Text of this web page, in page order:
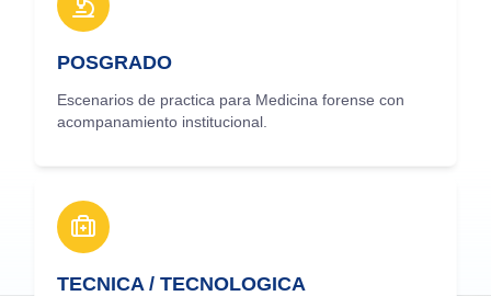
POSGRADO
Escenarios de practica para Medicina forense con
acompanamiento institucional.
TECNICA / TECNOLOGICA